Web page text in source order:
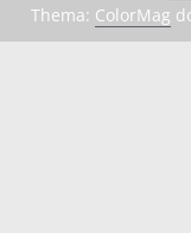
Thema: ColorMag